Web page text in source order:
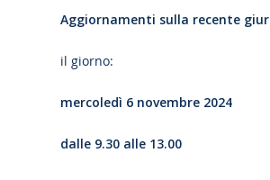
Aggiornamenti sulla recente
il giorno:
mercoledì 6 novembre 2024
dalle 9.30 alle 13.00